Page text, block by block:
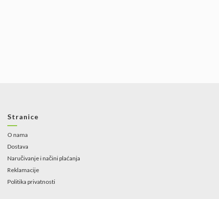
Stranice
O nama
Dostava
Naručivanje i načini plaćanja
Reklamacije
Politika privatnosti